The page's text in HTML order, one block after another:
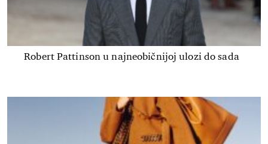
Robert Pattinson u najneobičnijoj ulozi do sada